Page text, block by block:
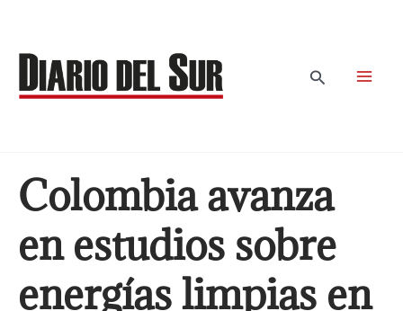
contenido
Buscar
Colombia avanza
en estudios sobre
energías limpias en